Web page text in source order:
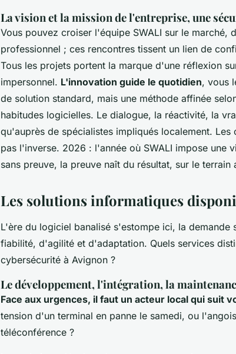
La vision et la mission de l'entreprise, une
Vous pouvez croiser l'équipe SWALI sur le marché,
professionnel ; ces rencontres tissent un lien de
Tous les projets portent la marque d'une réflexion
impersonnel. L'innovation guide le quotidien, vous
de solution standard, mais une méthode affinée
habitudes logicielles. Le dialogue, la réactivité, la
qu'auprès de spécialistes impliqués localement. Les
pas l'inverse. 2026 : l'année où SWALI impose une
sans preuve, la preuve naît du résultat, sur le terrain
Les solutions informatiques
L'ère du logiciel banalisé s'estompe ici, la demande
fiabilité, d'agilité et d'adaptation. Quels services
cybersécurité à Avignon ?
Le développement, l'intégration, la
Face aux urgences, il faut un acteur local qui suit
tension d'un terminal en panne le samedi, ou
téléconférence ?